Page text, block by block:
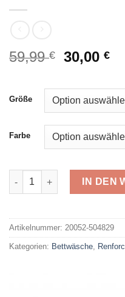
59,99€
war:
59,99 €
30,00€
Größe
Farbe
Biberna Renforcé 504829
IN DEN
Artikelnummer: 20052-504829
Kategorien: Bettwäsche,